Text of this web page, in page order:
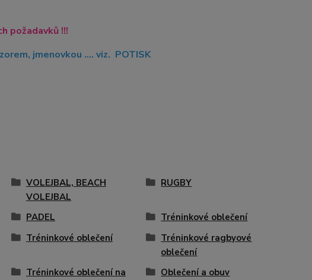
požadavků !!!
jmenovkou .... viz. POTISK
VOLEJBAL, BEACH
VOLEJBAL
RUGBY
PADEL
Tréninkové oblečení
Tréninkové oblečení
Tréninkové ragbyové
oblečení
Tréninkové oblečení na
Oblečení a obuv